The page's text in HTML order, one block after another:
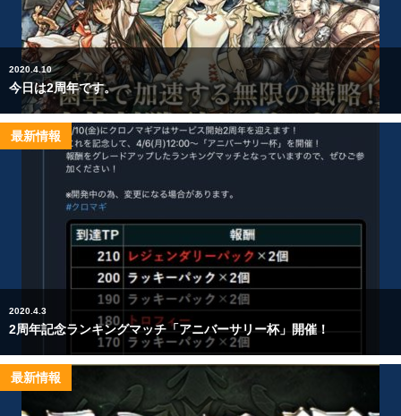
2020.4.10
今日は2周年です。
最新情報
2020.4.3
2周年記念ランキングマッチ「アニバーサリー杯」開催！
最新情報